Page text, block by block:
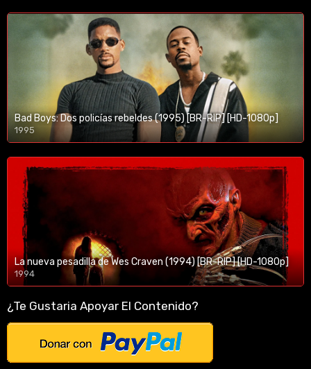
Bad Boys: Dos policías rebeldes (1995) [BR-RIP] [HD-1080p]
1995
1080p/720p
La nueva pesadilla de Wes Craven (1994) [BR-RIP] [HD-1080p]
1994
1080p/720p
¿Te Gustaria Apoyar El Contenido?